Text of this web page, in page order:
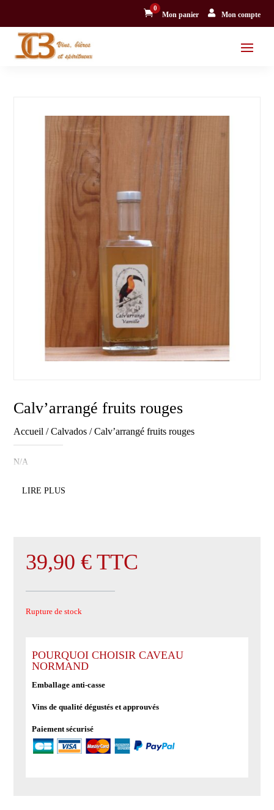

0
Mon panier  Mon compte
Calv’arrangé fruits rouges
Accueil /Calvados / Calv’arrangé fruits rouges
N/A
LIRE PLUS
39,90€ TTC
Rupture de stock
POURQUOI CHOISIR CAVEAU
NORMAND
Emballage anti-casse
Vins de qualité dégustés et approuvés
Paiement sécurisé